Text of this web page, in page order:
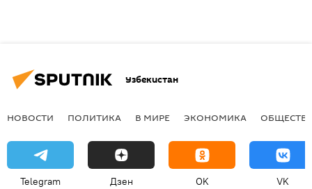
Узбекистан
НОВОСТИ ПОЛИТИКА В МИРЕ ЭКОНОМИКА
Telegram Дзен OK VK